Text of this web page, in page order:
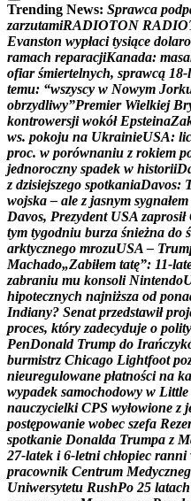
Trending News: Sprawca podp
zarzutamiRADIOTON RADIO
Evanston wypłaci tysiące dolaro
ramach reparacjiKanada: masa
ofiar śmiertelnych, sprawcą 18-l
temu: “wszyscy w Nowym Jork
obrzydliwy”Premier Wielkiej Br
kontrowersji wokół EpsteinaZa
ws. pokoju na UkrainieUSA: lic
proc. w porównaniu z rokiem p
jednoroczny spadek w historiiD
z dzisiejszego spotkaniaDavos:
wojska – ale z jasnym sygnałem
Davos, Prezydent USA zaprosił
tym tygodniu burza śnieżna do ś
arktycznego mrozuUSA – Trum
Machado„Zabiłem tatę”: 11-lat
zabraniu mu konsoli Nintendo
hipotecznych najniższa od pona
Indiany? Senat przedstawił proj
proces, który zadecyduje o polity
PenDonald Trump do Irańczyk
burmistrz Chicago Lightfoot po
nieuregulowane płatności na ka
wypadek samochodowy w Little
nauczycielki CPS wyłowione z j
postępowanie wobec szefa Reze
spotkanie Donalda Trumpa z M
27-latek i 6-letni chłopiec ranni
pracownik Centrum Medyczneg
Uniwersytetu RushPo 25 latach